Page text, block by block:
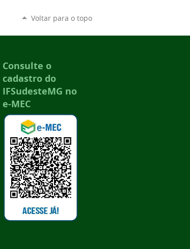
Voltar para o topo
Consulte o
cadastro do
IFSudesteMG no
e-MEC